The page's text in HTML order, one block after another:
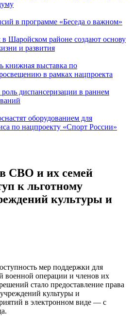
в программе «Беседа о важном»
в Шаройском районе создают основу
и развития
книжная выставка по
в рамках нацпроекта
диспансеризации в раннем
оборудованием для
по нацпроекту «Спорт России»
СВО и их семей
к льготному
культуры и
мер поддержки для
военной операции и членов их
стало предоставление права
культуры и
в электронном виде — с